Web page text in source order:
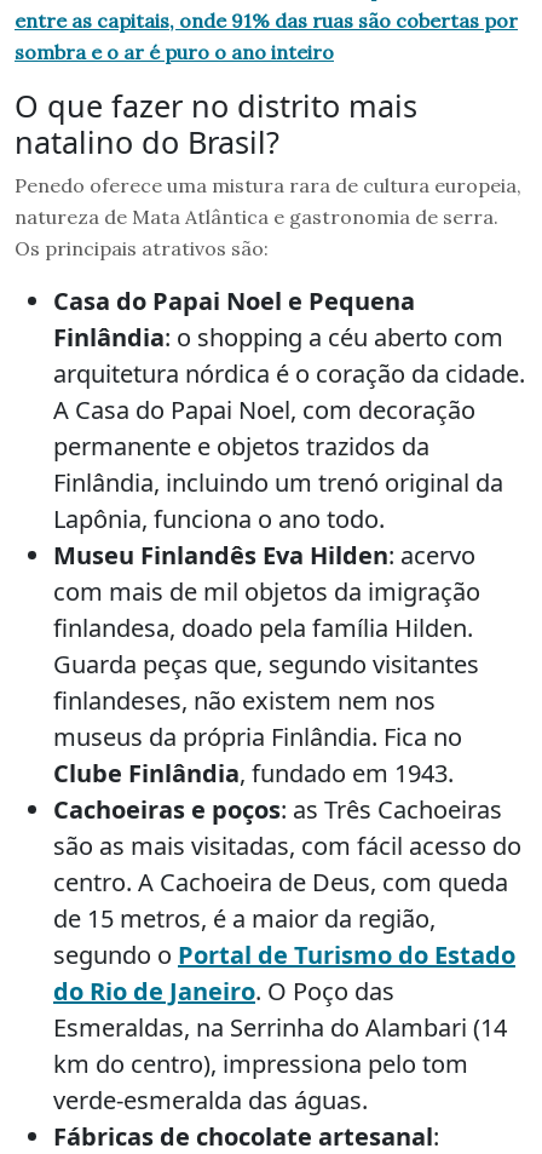
entre as capitais, onde 91% das ruas são cobertas por
sombra e o ar é puro o ano inteiro
O que fazer no distrito mais
natalino do Brasil?
Penedo oferece uma mistura rara de cultura europeia,
natureza de Mata Atlântica e gastronomia de serra.
Os principais atrativos são:
Casa do Papai Noel e Pequena
Finlândia: o shopping a céu aberto com
arquitetura nórdica é o coração da cidade.
A Casa do Papai Noel, com decoração
permanente e objetos trazidos da
Finlândia, incluindo um trenó original da
Lapônia, funciona o ano todo.
Museu Finlandês Eva Hilden: acervo
com mais de mil objetos da imigração
finlandesa, doado pela família Hilden.
Guarda peças que, segundo visitantes
finlandeses, não existem nem nos
museus da própria Finlândia. Fica no
Clube Finlândia, fundado em 1943.
Cachoeiras e poços: as Três Cachoeiras
são as mais visitadas, com fácil acesso do
centro. A Cachoeira de Deus, com queda
de 15 metros, é a maior da região,
segundo o Portal de Turismo do Estado
do Rio de Janeiro. O Poço das
Esmeraldas, na Serrinha do Alambari (14
km do centro), impressiona pelo tom
verde-esmeralda das águas.
Fábricas de chocolate artesanal: